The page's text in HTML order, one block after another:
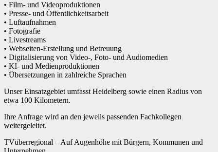
• Film- und Videoproduktionen
• Presse- und Öffentlichkeitsarbeit
• Luftaufnahmen
• Fotografie
• Livestreams
• Webseiten-Erstellung und Betreuung
• Digitalisierung von Video-, Foto- und Audiomedien
• KI- und Medienproduktionen
• Übersetzungen in zahlreiche Sprachen
Unser Einsatzgebiet umfasst Heidelberg sowie einen Radius von
etwa 100 Kilometern.
Ihre Anfrage wird an den jeweils passenden Fachkollegen
weitergeleitet.
TVüberregional – Auf Augenhöhe mit Bürgern, Kommunen und